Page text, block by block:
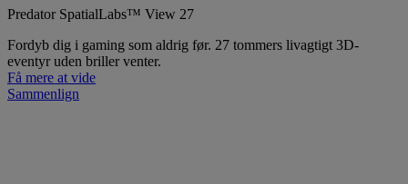
Predator SpatialLabs™ View 27
Fordyb dig i gaming som aldrig før. 27 tommers livagtigt 3D-
eventyr uden briller venter.
Få mere at vide
Sammenlign